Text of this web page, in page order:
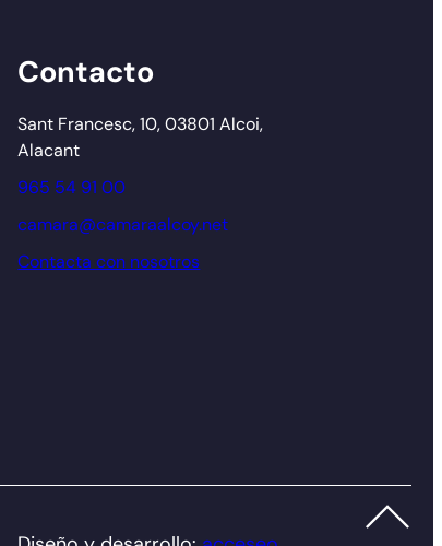
Contacto
Sant Francesc, 10, 03801 Alcoi,
Alacant
965 54 91 00
camara@camaraalcoy.net
Contacta con nosotros